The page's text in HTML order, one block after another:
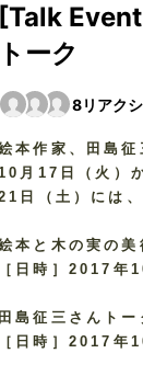
[Talk
トーク
8リアク
本作家、田島
月17日（火）
日（土）には
本と木の実の美
［日時］2017
田島征三さんトー
［日時］2017